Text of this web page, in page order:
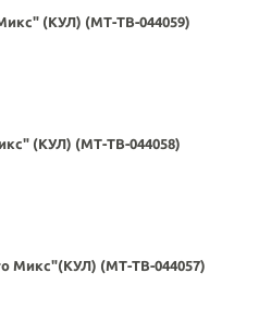
(КУЛ) (МТ-ТВ-044059)
(КУЛ) (МТ-ТВ-044058)
Микс"(КУЛ) (МТ-ТВ-044057)